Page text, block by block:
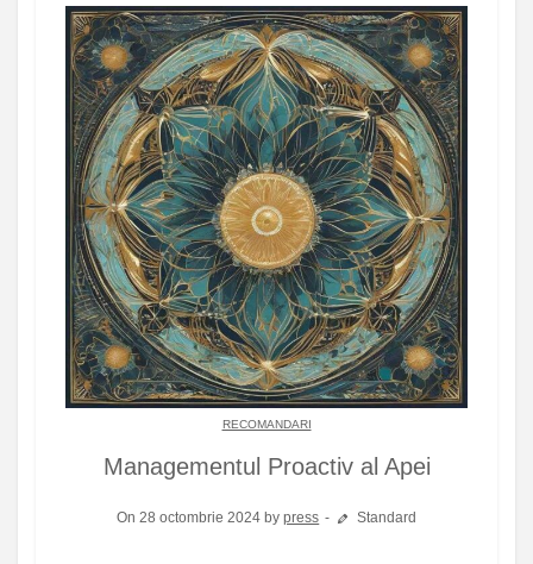
RECOMANDARI
Managementul Proactiv al Apei
On 28 octombrie 2024 bypress Standard